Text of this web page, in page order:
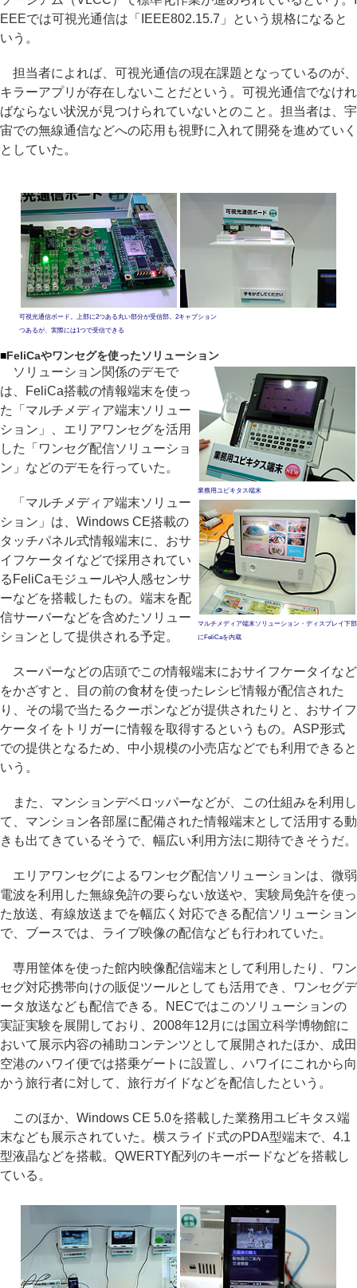
EEEでは可視光通信は「IEEE802.15.7」という規格になると
いう。
担当者によれば、可視光通信の現在課題となっているのが、
キラーアプリが存在しないことだという。可視光通信でなけれ
ばならない状況が見つけられていないとのこと。担当者は、宇
宙での無線通信などへの応用も視野に入れて開発を進めていく
としていた。
可視光通信ボード。上部に2つある丸い部分が受信部。2
つあるが、実際には1つで受信できる
キャプション
■FeliCaやワンセグを使ったソリューション
業務用ユビキタス端末
マルチメディア端末ソリューション・ディスプレイ下部
にFeliCaを内蔵
ソリューション関係のデモで
は、FeliCa搭載の情報端末を使っ
た「マルチメディア端末ソリュー
ション」、エリアワンセグを活用
した「ワンセグ配信ソリューショ
ン」などのデモを行っていた。
「マルチメディア端末ソリュー
ション」は、Windows CE搭載の
タッチパネル式情報端末に、おサ
イフケータイなどで採用されてい
るFeliCaモジュールや人感センサ
ーなどを搭載したもの。端末を配
信サーバーなどを含めたソリュー
ションとして提供される予定。
スーパーなどの店頭でこの情報端末におサイフケータイなど
をかざすと、目の前の食材を使ったレシピ情報が配信された
り、その場で当たるクーポンなどが提供されたりと、おサイフ
ケータイをトリガーに情報を取得するというもの。ASP形式
での提供となるため、中小規模の小売店などでも利用できると
いう。
また、マンションデベロッパーなどが、この仕組みを利用し
て、マンション各部屋に配備された情報端末として活用する動
きも出てきているそうで、幅広い利用方法に期待できそうだ。
エリアワンセグによるワンセグ配信ソリューションは、微弱
電波を利用した無線免許の要らない放送や、実験局免許を使っ
た放送、有線放送までを幅広く対応できる配信ソリューション
で、ブースでは、ライブ映像の配信なども行われていた。
専用筐体を使った館内映像配信端末として利用したり、ワン
セグ対応携帯向けの販促ツールとしても活用でき、ワンセグデ
ータ放送なども配信できる。NECではこのソリューションの
実証実験を展開しており、2008年12月には国立科学博物館に
おいて展示内容の補助コンテンツとして展開されたほか、成田
空港のハワイ便では搭乗ゲートに設置し、ハワイにこれから向
かう旅行者に対して、旅行ガイドなどを配信したという。
このほか、Windows CE 5.0を搭載した業務用ユビキタス端
末なども展示されていた。横スライド式のPDA型端末で、4.1
型液晶などを搭載。QWERTY配列のキーボードなどを搭載し
ている。